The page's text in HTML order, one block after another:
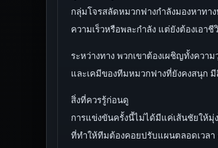
กลุ่มโจรสลัดหมวกฟางกำลังมองหาท
ความเร็วหรือพละกำลัง แต่ยังต้องเอา
ระหว่างทาง พวกเขาต้องเผชิญทั้งคว
และเคมีของทีมหมวกฟางที่ยังคงสนุก
สิ่งที่ควรรู้ก่อนดู
การแข่งขันครั้งนี้ไม่ได้มีแค่เส้นชัยให้
ที่ทำให้ทีมต้องคอยปรับแผนตลอดเวล